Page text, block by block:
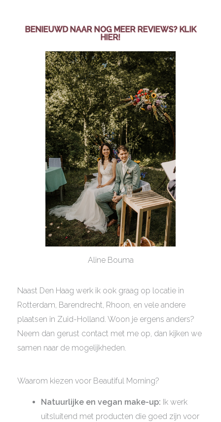
BENIEUWD NAAR NOG MEER REVIEWS? KLIK
HIER!
Aline Bouma
Naast Den Haag werk ik ook graag op locatie in
Rotterdam, Barendrecht, Rhoon, en vele andere
plaatsen in Zuid-Holland. Woon je ergens anders?
Neem dan gerust contact met me op, dan kijken we
samen naar de mogelijkheden.
Waarom kiezen voor Beautiful Morning?
Natuurlijke en vegan make-up: Ik werk
uitsluitend met producten die goed zijn voor